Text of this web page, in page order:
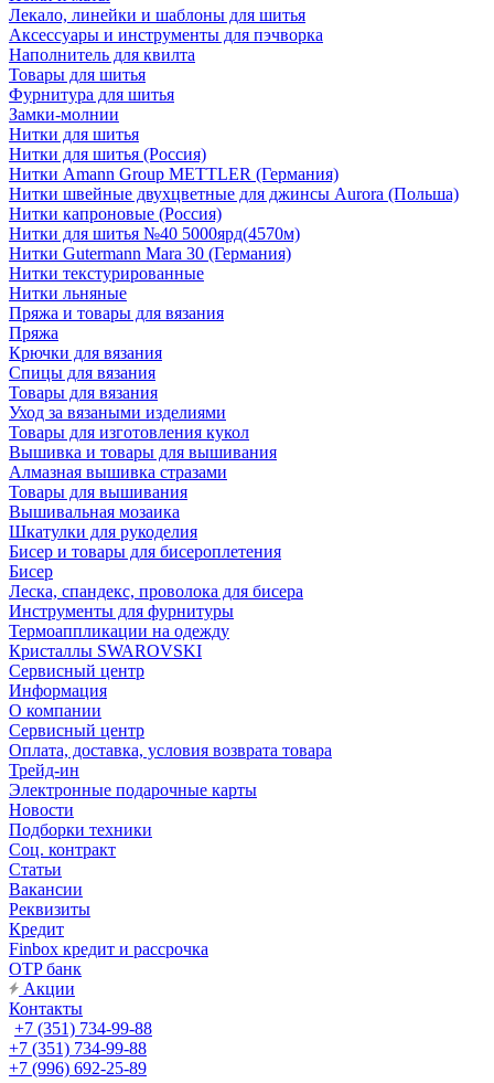
Лекало, линейки и шаблоны для шитья
Аксессуары и инструменты для пэчворка
Наполнитель для квилта
Товары для шитья
Фурнитура для шитья
Замки-молнии
Нитки для шитья
Нитки для шитья (Россия)
Нитки Amann Group METTLER (Германия)
Нитки швейные двухцветные для джинсы Aurora (Польша)
Нитки капроновые (Россия)
Нитки для шитья №40 5000ярд(4570м)
Нитки Gutermann Mara 30 (Германия)
Нитки текстурированные
Нитки льняные
Пряжа и товары для вязания
Пряжа
Крючки для вязания
Спицы для вязания
Товары для вязания
Уход за вязаными изделиями
Товары для изготовления кукол
Вышивка и товары для вышивания
Алмазная вышивка стразами
Товары для вышивания
Вышивальная мозаика
Шкатулки для рукоделия
Бисер и товары для бисероплетения
Бисер
Леска, спандекс, проволока для бисера
Инструменты для фурнитуры
Термоаппликации на одежду
Кристаллы SWAROVSKI
Сервисный центр
Информация
О компании
Сервисный центр
Оплата, доставка, условия возврата товара
Трейд-ин
Электронные подарочные карты
Новости
Подборки техники
Соц. контракт
Статьи
Вакансии
Реквизиты
Кредит
Finbox кредит и рассрочка
OTP банк
Акции
Контакты
+7 (351) 734-99-88
+7 (351) 734-99-88
+7 (996) 692-25-89